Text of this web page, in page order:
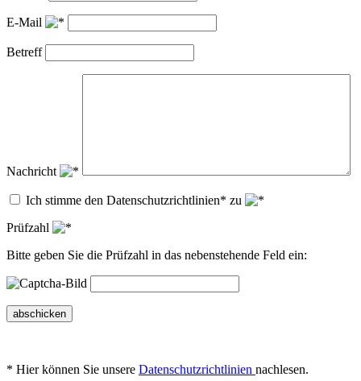
E-Mail
Betreff
Nachricht
Ich stimme den Datenschutzrichtlinien* zu
Prüfzahl
Bitte geben Sie die Prüfzahl in das nebenstehende Feld ein:
abschicken
* Hier können Sie unsere Datenschutzrichtlinien nachlesen.